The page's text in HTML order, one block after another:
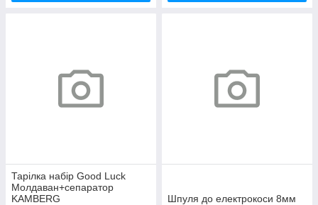
Тарілка набір Good Luck
Молдаван+сепаратор
KAMBERG
Шпуля до електрокоси 8мм